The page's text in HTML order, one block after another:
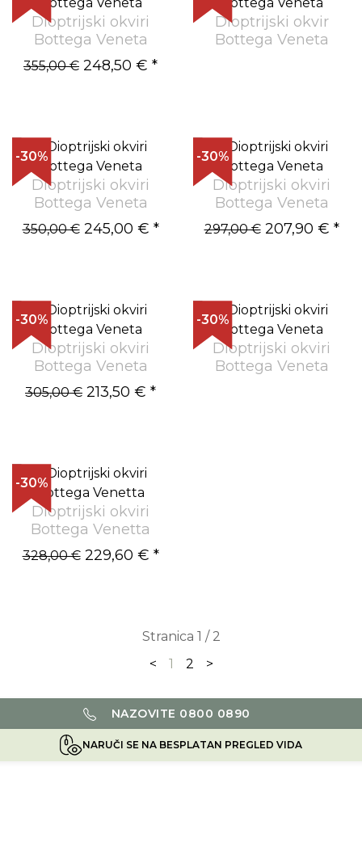
Dioptrijski okviri
Bottega Veneta
355,00 € 248,50 € *
Dioptrijski okvir
Bottega Veneta
-30%
Dioptrijski okviri
Bottega Veneta
350,00 €245,00 € *
-30%
Dioptrijski okviri
Bottega Veneta
297,00 €207,90 € *
-30%
Dioptrijski okviri
Bottega Veneta
305,00 € 213,50 € *
-30%
Dioptrijski okviri
Bottega Veneta
-30%
Dioptrijski okviri
Bottega Venetta
328,00 €229,60 € *
Stranica 1 / 2
<
1 2 >
NAZOVITE 0800 0890
NARUČI SE NA BESPLATAN PREGLED VIDA